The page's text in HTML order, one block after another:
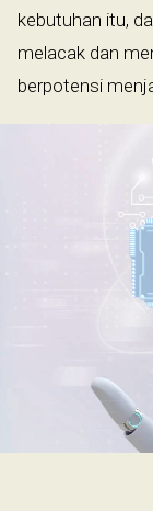
kebutuhan itu,
melacak dan
berpotensi